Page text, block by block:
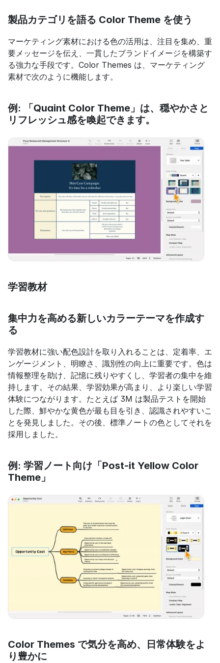
製品カテゴリを語る Color Theme を使う
マーケティング素材における色の活用は、注目を集め、重
要メッセージを伝え、一貫したブランドイメージを構築す
る強力な手段です。Color Themes は、マーケティング
素材で次のように機能します。
例: 「Quaint Color Theme」は、穏やかさと
リフレッシュ感を喚起できます。
学習教材
集中力を高める新しいカラーテーマを作成す
る
学習教材に強い配色設計を取り入れることは、定着率、エ
ンゲージメント、明瞭さ、識別性の向上に重要です。色は
情報整理を助け、記憶に残りやすくし、学習者の集中を維
持します。その結果、学習効果が高まり、より楽しい学習
体験につながります。たとえば 3M は製品テストを開始
した際、鮮やかな黄色が最も目を引き、認識されやすいこ
とを発見しました。その後、標準ノートの色としてそれを
採用しました。
例: 学習ノート向け「Post-it Yellow Color
Theme」
Color Themes で気分を高め、日常体験をよ
り豊かに